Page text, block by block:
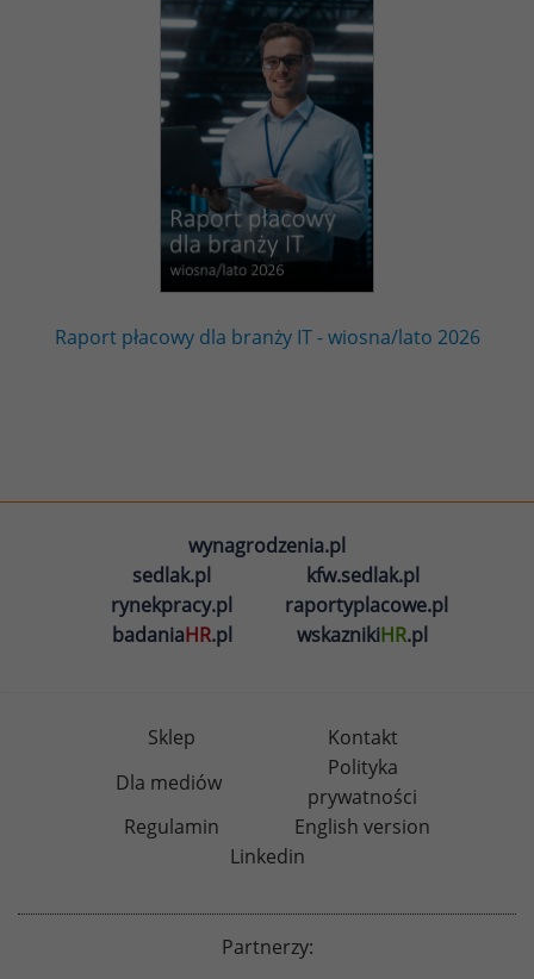
Raport płacowy dla branży IT - wiosna/lato 2026
wynagrodzenia.pl
sedlak.pl
kfw.sedlak.pl
rynekpracy.pl
raportyplacowe.pl
badaniaHR.pl wskaznikiHR.pl
Sklep
Kontakt
Dla mediów
Polityka
prywatności
Regulamin
English version
Linkedin
Partnerzy: